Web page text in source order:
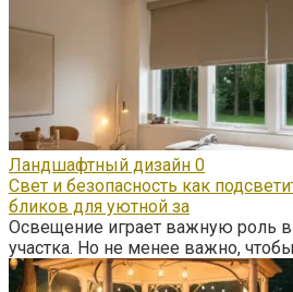
Ландшафтный дизайн 0
Свет и безопасность как
бликов для уютной за
Освещение играет важную роль
участка. Но не менее важно, чтобы